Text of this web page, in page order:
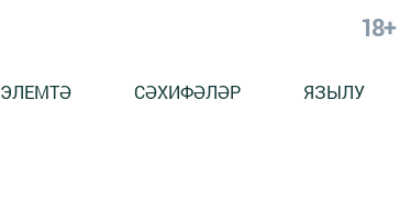
18+
ЭЛЕМТӘ СӘХИФӘЛӘР ЯЗЫЛУ